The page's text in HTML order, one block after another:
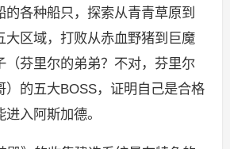
的各种船只，探索从青青草原到
大区域，打败从赤血野猪到巨魔
（芬里尔的弟弟？不对，芬里尔
）的五大BOSS，证明自己是合格
入阿斯加德。